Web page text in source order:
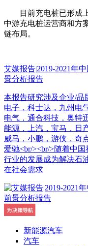
目前充电桩已形成上
中游充电桩运营商和方
链布局。
艾媒报告|2019-2021年
景分析报告
本报告研究涉及企业/品
电子，科士达，九州电
电气，通合科技，奥特
能源，上汽，宝马，日
威马，小鹏，游侠，奇
爱驰<br/><br/>随着中
行业的发展成为解决石
在社会需求
新能源汽车
汽车